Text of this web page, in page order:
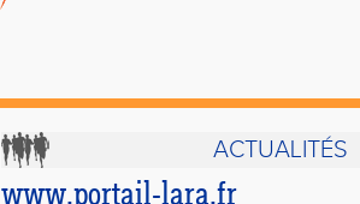
ACTUALITÉS
www.portail-lara.fr